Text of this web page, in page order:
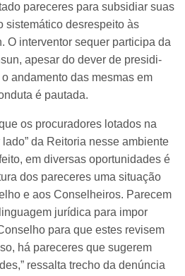
pareceres para subsidiar suas
sistemático desrespeito às
O interventor sequer participa da
apesar do dever de presidi-
andamento das mesmas em
é pautada.
os procuradores lotados na
da Reitoria nesse ambiente
em diversas oportunidades é
dos pareceres uma situação
e aos Conselheiros. Parecem
jurídica para impor
para que estes revisem
há pareceres que sugerem
ressalta trecho da denúncia